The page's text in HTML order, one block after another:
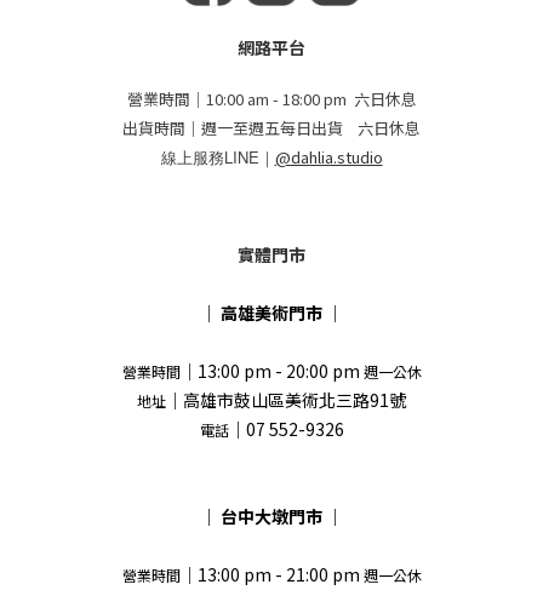
網路平台
營業時間｜10:00 am - 18:00 pm 六日休息
出貨時間｜週一至週五每日出貨 六日休息
線上服務LINE｜ @dahlia.studio
實體門市
｜ 高雄美術門市 ｜
營業時間｜13:00 pm - 20:00 pm 週一公休
地址 ｜高雄市鼓山區美術北三路91號
電話｜07 552-9326
｜ 台中大墩門市 ｜
營業時間｜13:00 pm - 21:00 pm 週一公休